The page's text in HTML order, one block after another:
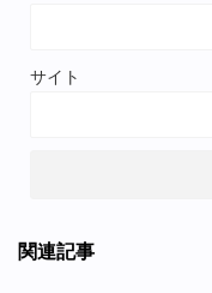
サイト
関連記事